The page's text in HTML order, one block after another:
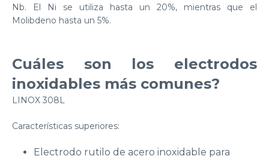
Nb. El Ni se utiliza hasta un 20%, mientras que el
Molibdeno hasta un 5%.
Cuáles son los electrodos
inoxidables más comunes?
LINOX 308L
Características superiores:
Electrodo rutilo de acero inoxidable para